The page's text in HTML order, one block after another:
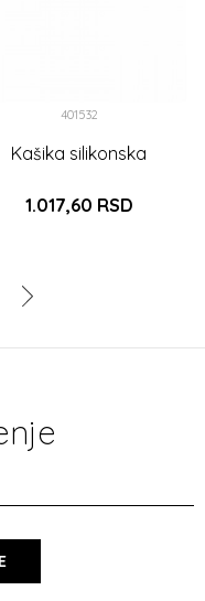
401532
Kašika silikonska
1.017,60 RSD